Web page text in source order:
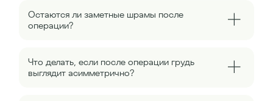
Остаются ли заметные шрамы после
операции?
Что делать, если после операции грудь
выглядит асимметрично?